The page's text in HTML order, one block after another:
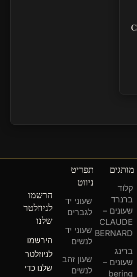
תפריט
ניווט
שעוני יד
לגברים
שעוני יד
לנשים
שעון זהב
לנשים
מותגים
קלוד
ברנרד
שעונים –
CLAUDE
BERNARD
ברינג
שעונים –
bering
הרשמו
לניוזלטר
שלנו
הירשמו
לניוזלטר
שלנו כדי